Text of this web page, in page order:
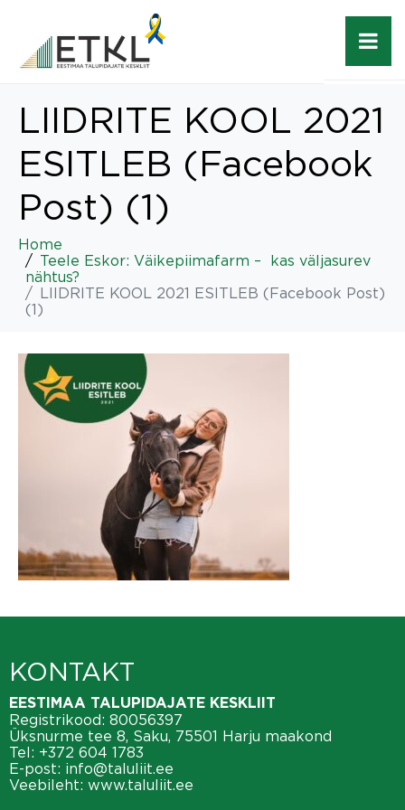
LIIDRITE KOOL 2021
ESITLEB (Facebook
Post) (1)
Home
Teele Eskor: Väikepiimafarm – kas väljasurev
nähtus?
LIIDRITE KOOL 2021 ESITLEB (Facebook Post)
(1)
KONTAKT
EESTIMAA TALUPIDAJATE KESKLIIT
Registrikood: 80056397
Üksnurme tee 8, Saku, 75501 Harju maakond
Tel: +372 604 1783
E-post: info@taluliit.ee
Veebileht: www.taluliit.ee